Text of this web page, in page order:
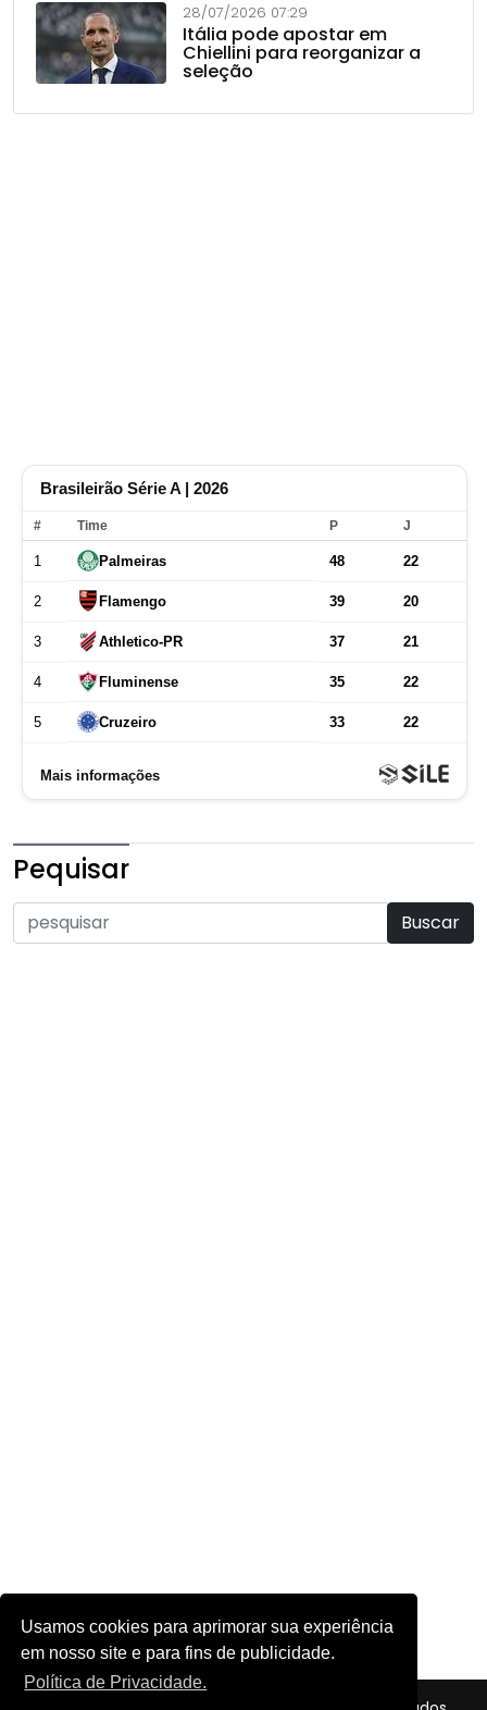
Usamos cookies para aprimorar sua experiência
em nosso site e para fins de publicidade.
Política de Privacidade.
28/07/2026 07:29
Itália pode apostar em
Chiellini para reorganizar a
seleção
Pequisar